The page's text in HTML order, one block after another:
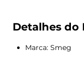
Detalhes do
Marca: Smeg